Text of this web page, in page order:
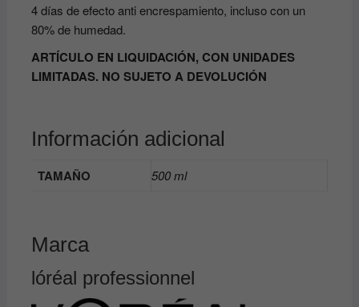
4 días de efecto anti encrespamiento, incluso con un
80% de humedad.
ARTÍCULO EN LIQUIDACIÓN, CON UNIDADES
LIMITADAS. NO SUJETO A DEVOLUCIÓN
Información adicional
TAMAÑO 500 ml
Marca
lóréal professionnel